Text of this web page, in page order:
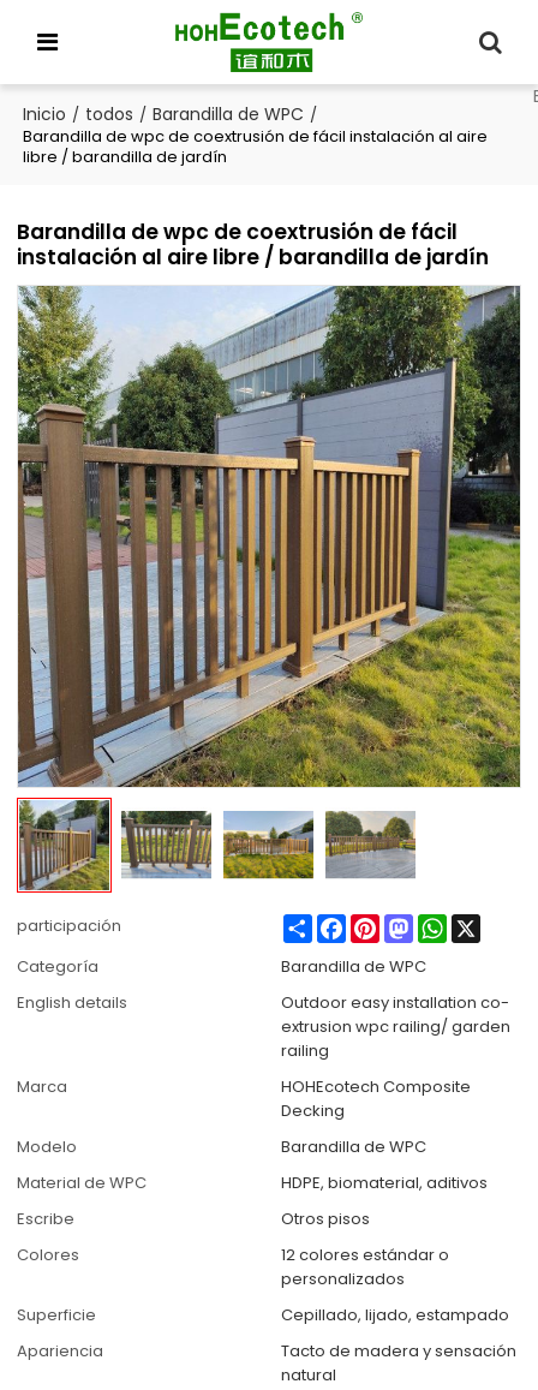
Inicio / todos / Barandilla de WPC /
Barandilla de wpc de coextrusión de fácil instalación al aire
libre / barandilla de jardín
Barandilla de wpc de coextrusión de fácil
instalación al aire libre / barandilla de jardín
participación ShareFacebook
PinterestMastodonWhatsApp
X
Categoría
Barandilla de WPC
English details
Outdoor easy installation co-
extrusion wpc railing/ garden
railing
Marca
HOHEcotech Composite
Decking
Modelo
Barandilla de WPC
Material de WPC
HDPE, biomaterial, aditivos
Escribe
Otros pisos
Colores
12 colores estándar o
personalizados
Superficie
Cepillado, lijado, estampado
Apariencia
Tacto de madera y sensación
natural